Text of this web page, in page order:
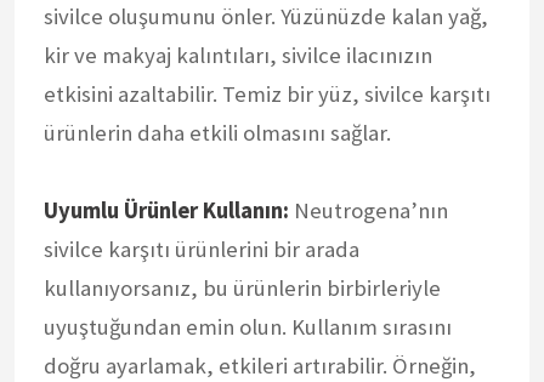
sivilce oluşumunu önler. Yüzünüzde kalan yağ,
kir ve makyaj kalıntıları, sivilce ilacınızın
etkisini azaltabilir. Temiz bir yüz, sivilce karşıtı
ürünlerin daha etkili olmasını sağlar.
Uyumlu Ürünler Kullanın: Neutrogena’nın
sivilce karşıtı ürünlerini bir arada
kullanıyorsanız, bu ürünlerin birbirleriyle
uyuştuğundan emin olun. Kullanım sırasını
doğru ayarlamak, etkileri artırabilir. Örneğin,